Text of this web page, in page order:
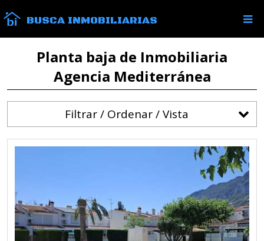
BUSCA INMOBILIARIAS
Planta baja de Inmobiliaria
Agencia Mediterránea
Filtrar / Ordenar / Vista